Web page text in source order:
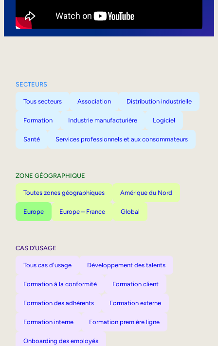
SECTEURS
Tous secteurs Association Distribution industrielle
Formation Industrie manufacturière Logiciel
Santé Services professionnels et aux consommateurs
ZONE GÉOGRAPHIQUE
Toutes zones géographiques Amérique du Nord
Europe Europe – France Global
CAS D’USAGE
Tous cas d'usage Développement des talents
Formation à la conformité Formation client
Formation des adhérents Formation externe
Formation interne Formation première ligne
Onboarding des employés